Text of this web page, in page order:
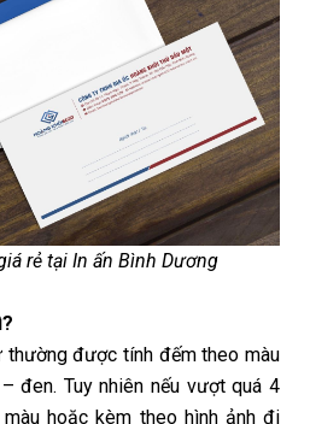
rẻ tại In ấn Bình Dương
thường được tính đếm theo màu
đen. Tuy nhiên nếu vượt quá 4
hoặc kèm theo hình ảnh đi